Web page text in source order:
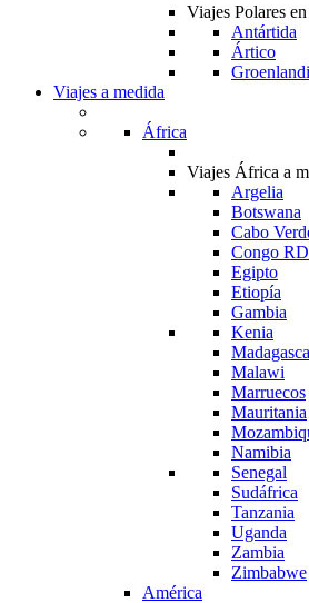
Viajes Polares
Antártida
Ártico
Viajes a medida
África
Viajes África a
Argelia
Botswana
Cabo
Congo
Egipto
Etiopía
Gambia
Kenia
Malawi
Marruecos
Mauritania
Namibia
Senegal
Sudáfrica
Tanzania
Uganda
Zambia
Zimbabwe
América